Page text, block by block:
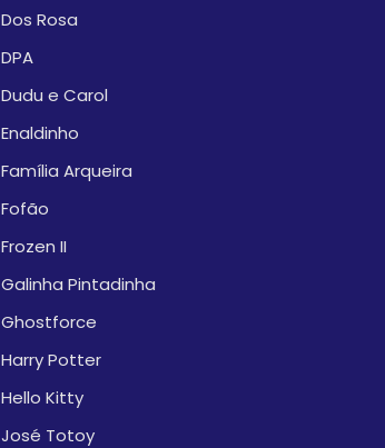
Dos Rosa
DPA
Dudu e Carol
Enaldinho
Família Arqueira
Fofão
Frozen II
Galinha Pintadinha
Ghostforce
Harry Potter
Hello Kitty
José Totoy